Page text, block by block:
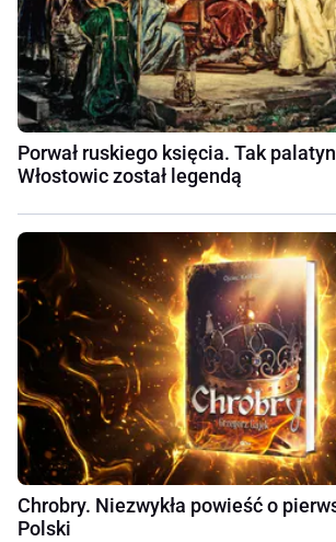
Porwał ruskiego księcia. Tak
Włostowic został legendą
Chrobry. Niezwykła powieść o
Polski